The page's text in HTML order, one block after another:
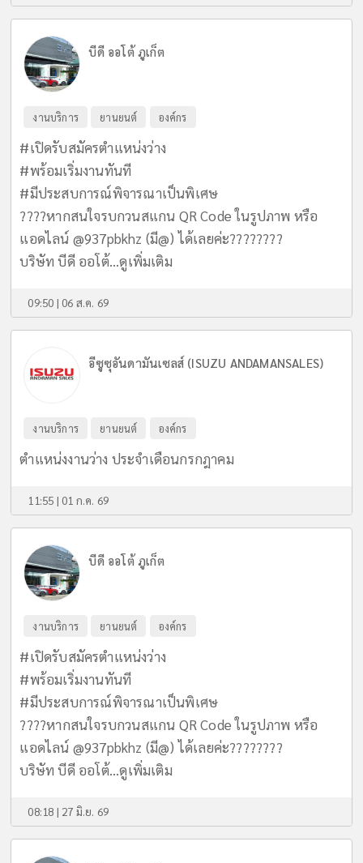
บีดี ออโต้ ภูเก็ต
งานบริการ ยานยนต์ องค์กร
#เปิดรับสมัครตำแหน่งว่าง
#พร้อมเริ่มงานทันที
#มีประสบการณ์พิจารณาเป็นพิเศษ
????หากสนใจรบกวนสแกน QR Code ในรูปภาพ หรือ
แอดไลน์ @937pbkhz (มี@) ได้เลยค่ะ????????
บริษัท บีดี ออโต้...ดูเพิ่มเติม
09:50 | 06 ส.ค. 69
อีซูซุอันดามันเซลส์ (ISUZU ANDAMANSALES)
งานบริการ ยานยนต์ องค์กร
ตำแหน่งงานว่าง ประจำเดือนกรกฎาคม
11:55 | 01 ก.ค. 69
บีดี ออโต้ ภูเก็ต
งานบริการ ยานยนต์ องค์กร
#เปิดรับสมัครตำแหน่งว่าง
#พร้อมเริ่มงานทันที
#มีประสบการณ์พิจารณาเป็นพิเศษ
????หากสนใจรบกวนสแกน QR Code ในรูปภาพ หรือ
แอดไลน์ @937pbkhz (มี@) ได้เลยค่ะ????????
บริษัท บีดี ออโต้...ดูเพิ่มเติม
08:18 | 27 มิ.ย. 69